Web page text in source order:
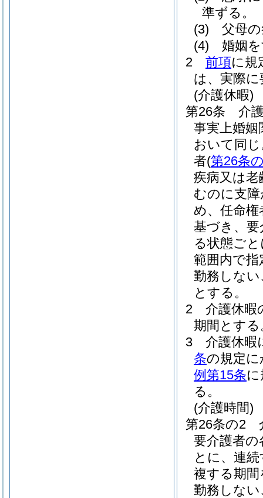
準ずる。
(3)
父母
(4)
婚姻
2
前項に規
は、実際
(介護休暇)
第26条
介
事実上婚
おいて同じ
者(第26条
疾病又は
むのに支
め、任命
基づき、
る状態ご
範囲内で
勤務しな
とする。
2
介護休暇
期間とする
3
介護休暇
条の規定
例第15条
る。
(介護時間)
第26条の2
要介護者
とに、連
複する期
勤務しな